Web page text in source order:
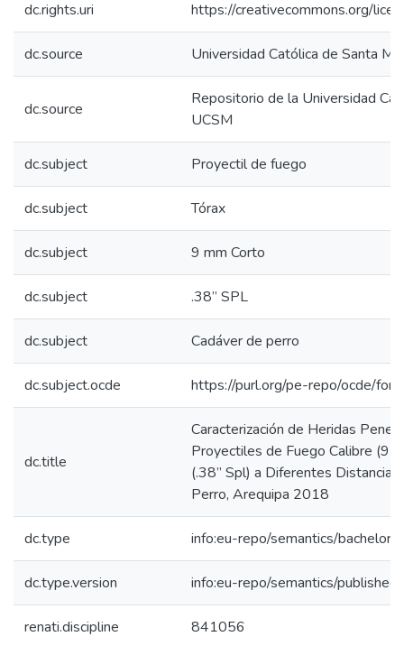
dc.rights.uri https://creativecommons.org/
dc.source Universidad Católica de Santa
dc.source
Repositorio de la Universidad
UCSM
dc.subject Proyectil de fuego
dc.subject Tórax
dc.subject 9 mm Corto
dc.subject .38” SPL
dc.subject Cadáver de perro
dc.subject.ocde https://purl.org/pe-repo/ocde/
dc.title
Caracterización de Heridas
Proyectiles de Fuego Calibre (9
(.38” Spl) a Diferentes
Perro, Arequipa 2018
dc.type info:eu-repo/semantics/
dc.type.version info:eu-repo/semantics/
renati.discipline 841056